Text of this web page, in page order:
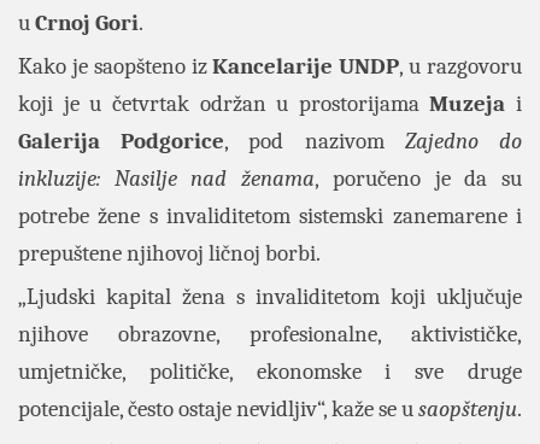
uCrnoj Gori.
Kako je saopšteno izKancelarije UNDP, u razgovoru
koji je u četvrtak održan u prostorijamaMuzeja i
Galerija
Podgorice, pod nazivom Zajedno do
inkluzije: Nasilje nad ženama, poručeno je da su
potrebe žene s invaliditetom sistemski zanemarene i
prepuštene njihovoj ličnoj borbi.
„Ljudski kapital žena s invaliditetom koji uključuje
njihove obrazovne, profesionalne, aktivističke,
umjetničke, političke, ekonomske i sve druge
potencijale, često ostaje nevidljiv“, kaže se usaopštenju.